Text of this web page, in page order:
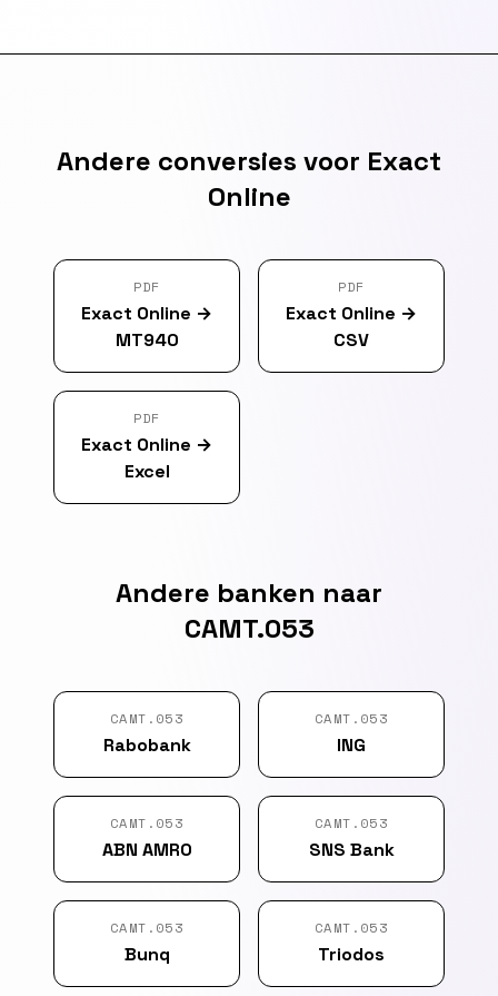
Andere conversies voor Exact
Online
PDF
Exact Online →
MT940
PDF
Exact Online →
CSV
PDF
Exact Online →
Excel
Andere banken naar
CAMT.053
CAMT.053
Rabobank
CAMT.053
ING
CAMT.053
ABN AMRO
CAMT.053
SNS Bank
CAMT.053
Bunq
CAMT.053
Triodos